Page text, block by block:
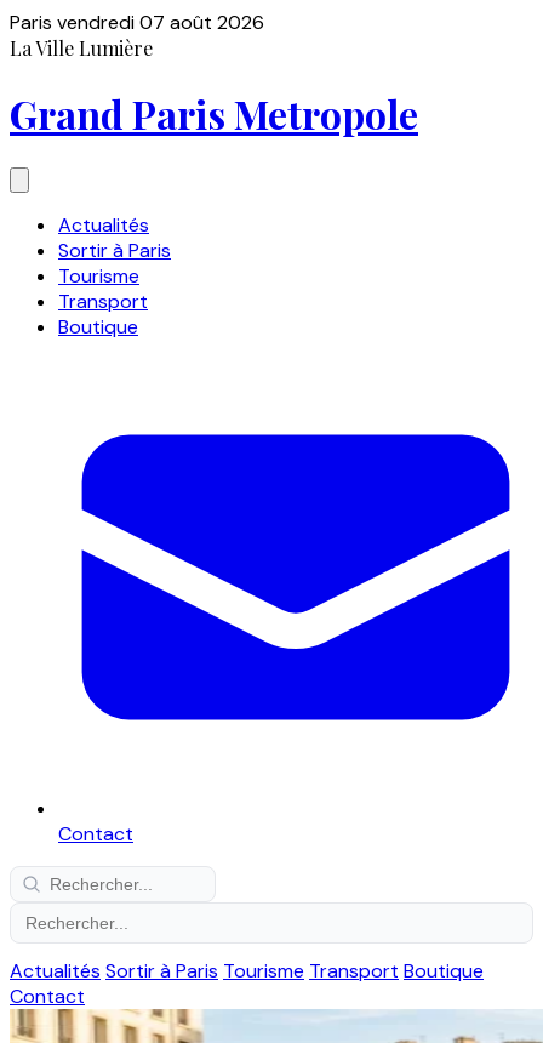
Paris vendredi 07 août 2026
La Ville Lumière
Grand Paris Metropole
Actualités
Sortir à Paris
Tourisme
Transport
Boutique
Contact
Actualités Sortir à Paris Tourisme Transport Boutique
Contact